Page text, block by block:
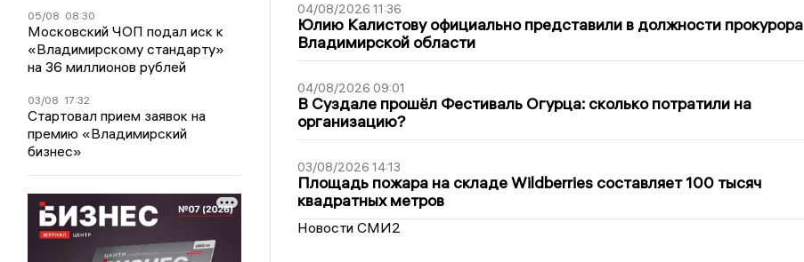
05/08 08:30
Московский ЧОП подал иск к
«Владимирскому стандарту»
на 36 миллионов рублей
03/08 17:32
Стартовал прием заявок на
премию «Владимирский
бизнес»
04/08/2026 11:36
Юлию Калистову официально представили в должности прокурора
Владимирской области
04/08/2026 09:01
В Суздале прошёл Фестиваль Огурца: сколько потратили на
организацию?
03/08/2026 14:13
Площадь пожара на складе Wildberries составляет 100 тысяч
квадратных метров
Новости СМИ2